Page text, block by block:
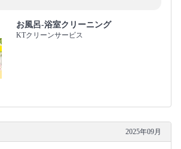
お風呂-浴室クリーニング
KTクリーンサービス
2025年09月